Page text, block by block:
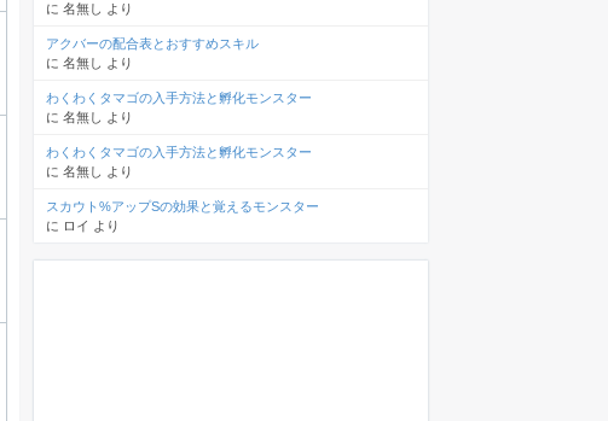
に 名無し より
アクバーの配合表とおすすめスキル
に 名無し より
わくわくタマゴの入手方法と孵化モンスター
に 名無し より
わくわくタマゴの入手方法と孵化モンスター
に 名無し より
スカウト%アップSの効果と覚えるモンスター
に ロイ より